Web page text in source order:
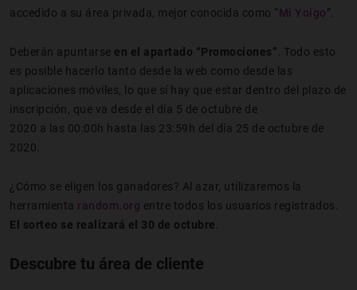
accedido a su área privada, mejor conocida como “Mi Yoigo”.
Deberán apuntarse en el apartado “Promociones” . Todo esto
es posible hacerlo tanto desde la web como desde las
aplicaciones móviles, lo que sí hay que estar dentro del plazo de
inscripción, que va desde el día 5 de octubre de
2020 a las 00:00h hasta las 23:59h del día 25 de octubre de
2020.
¿Cómo se eligen los ganadores? Al azar, utilizaremos la
herramienta random.org entre todos los usuarios registrados.
El sorteo se realizará el 30 de octubre
Descubre tu área de cliente